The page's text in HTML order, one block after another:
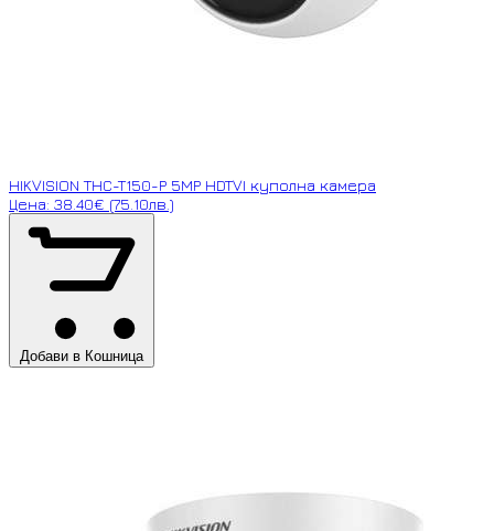
HIKVISION THC-T150-P 5MP HDTVI куполна камера
Цена: 38.40€ (75.10лв.)
Добави в Кошница